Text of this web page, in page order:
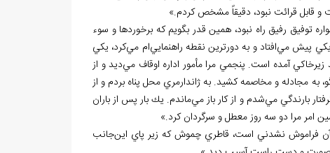
و قابل قرائت نبود، دقيقاً مشخص كردم.»
توفيق رفيق راه نبود، همين قدر بگويم كه برخوردها و سوء
يكي پيش ميافتاد و به دورترين نقطه راهنماييام ميكرد، يكي
آمده است. پنجمي مرا مأمور اداره اوقاف ميديد و از
به مجادله و مخاصمه كشيد. به ژاندارمري محل پناه بردم و از
بارندگي ميشدم و از كار باز ميماندم. يك بار پس از باران
امر مرا دو سه روز معطل و سرگردان كرد.»
فراموش نشدني است، قاطري چموش كه زير پاي اينجانب